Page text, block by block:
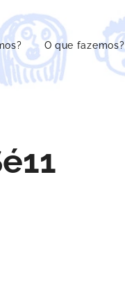
O que fazemos?